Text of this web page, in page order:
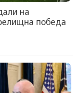
на
победа